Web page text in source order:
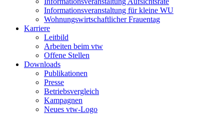
Informationsveranstaltung für kleine WU
Wohnungswirtschaftlicher Frauentag
Karriere
Leitbild
Arbeiten beim vtw
Offene Stellen
Downloads
Publikationen
Presse
Betriebsvergleich
Kampagnen
Neues vtw-Logo